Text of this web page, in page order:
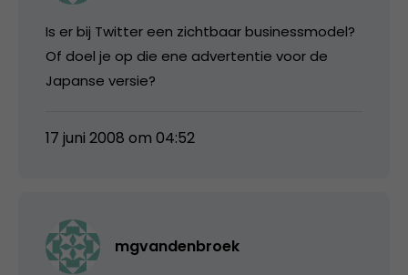
Is er bij Twitter een zichtbaar businessmodel?
Of doel je op die ene advertentie voor de
Japanse versie?
17 juni 2008 om 04:52
mgvandenbroek